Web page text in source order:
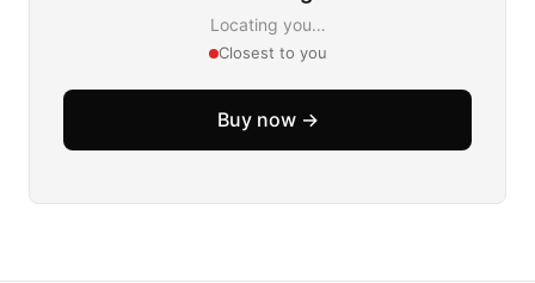
Locating you…
Closest to you
Buy now →